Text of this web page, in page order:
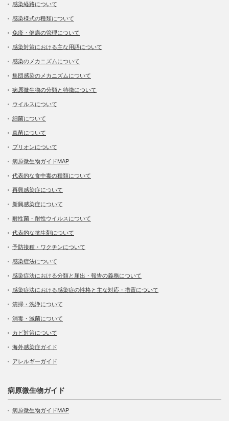
感染経路について
感染様式の種類について
免疫・健康の管理について
感染対策における主な用語について
感染のメカニズムについて
集団感染のメカニズムについて
病原微生物の分類と特徴について
ウイルスについて
細菌について
真菌について
プリオンについて
病原微生物ガイドMAP
代表的な食中毒の種類について
再興感染症について
新興感染症について
耐性菌・耐性ウイルスについて
代表的な抗生剤について
予防接種・ワクチンについて
感染症法について
感染症法における分類と届出・報告の義務について
感染症法における感染症の性格と主な対応・措置について
清掃・洗浄について
消毒・滅菌について
カビ対策について
海外感染症ガイド
アレルギーガイド
病原微生物ガイド
病原微生物ガイドMAP